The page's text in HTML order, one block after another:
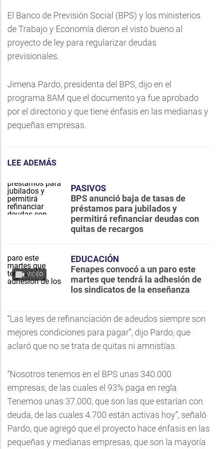
El Banco de Previsión Social (BPS) y los ministerios
de Trabajo y Economía dieron el visto bueno al
proyecto de ley para regularizar deudas
previsionales.
Jimena Pardo, presidenta del BPS, dijo en el
programa 8AM que el documento ya fue aprobado
por el directorio y que tiene énfasis en las medianas y
pequeñas empresas.
LEE ADEMÁS
PASIVOS
BPS anunció baja de tasas de
préstamos para jubilados y
permitirá refinanciar deudas con
quitas de recargos
VIDEO
EDUCACIÓN
Fenapes convocó a un paro este
martes que tendrá la adhesión de
los sindicatos de la enseñanza
“Las leyes de refinanciación de adeudos siempre son
mejores condiciones para pagar”, dijo Pardo, que
aclaró que no se trata de quitas ni amnistías.
“Nosotros tenemos en el BPS unas 340.000
empresas, de las cuales el 93% paga en regla.
Tenemos unas 37.000, que son las que estarían con
deuda, de las cuales 4.700 están activas hoy”, señaló
Pardo, que agregó que el proyecto hace énfasis en las
pequeñas y medianas empresas, que son la mayoría